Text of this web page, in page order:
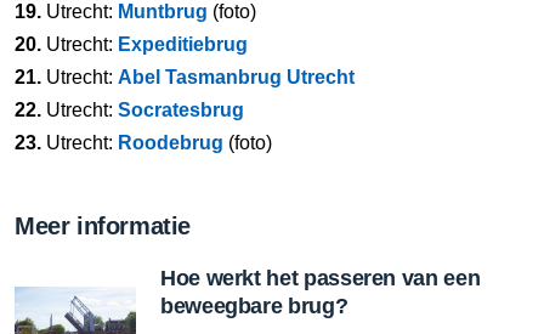
19. Utrecht: Muntbrug (foto)
20. Utrecht: Expeditiebrug
21. Utrecht: Abel Tasmanbrug Utrecht
22. Utrecht: Socratesbrug
23. Utrecht: Roodebrug (foto)
Meer informatie
Hoe werkt het passeren van een
beweegbare brug?